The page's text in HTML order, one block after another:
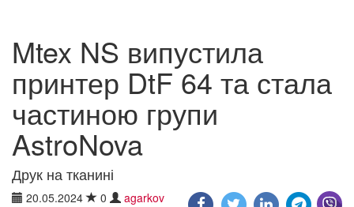
Mtex NS випустила
принтер DtF 64 та стала
частиною групи
AstroNova
Друк на тканині
20.05.2024 0 agarkov